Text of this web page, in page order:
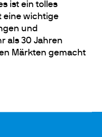
ist ein tolles
eine wichtige
und
als 30 Jahren
Märkten gemacht